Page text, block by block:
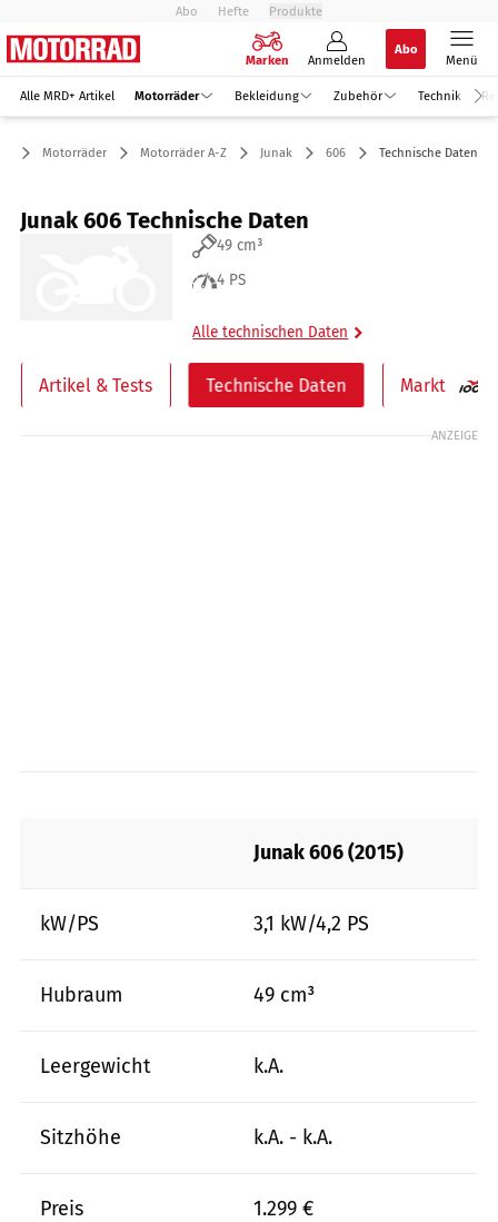
Abo Hefte Produkte
Marken Anmelden
Abo
Menü
Alle MRD+ Artikel Motorräder Bekleidung Zubehör Technik
Motorräder Motorräder A-Z Junak 606 Technische Daten
Junak 606 Technische Daten
49 cm³
4 PS
Alle technischen Daten
Artikel & Tests Technische Daten Markt
ANZEIGE
Junak 606 (2015)
kW/PS 3,1 kW/4,2 PS
Hubraum 49 cm³
Leergewicht k.A.
Sitzhöhe k.A. - k.A.
Preis 1.299 €